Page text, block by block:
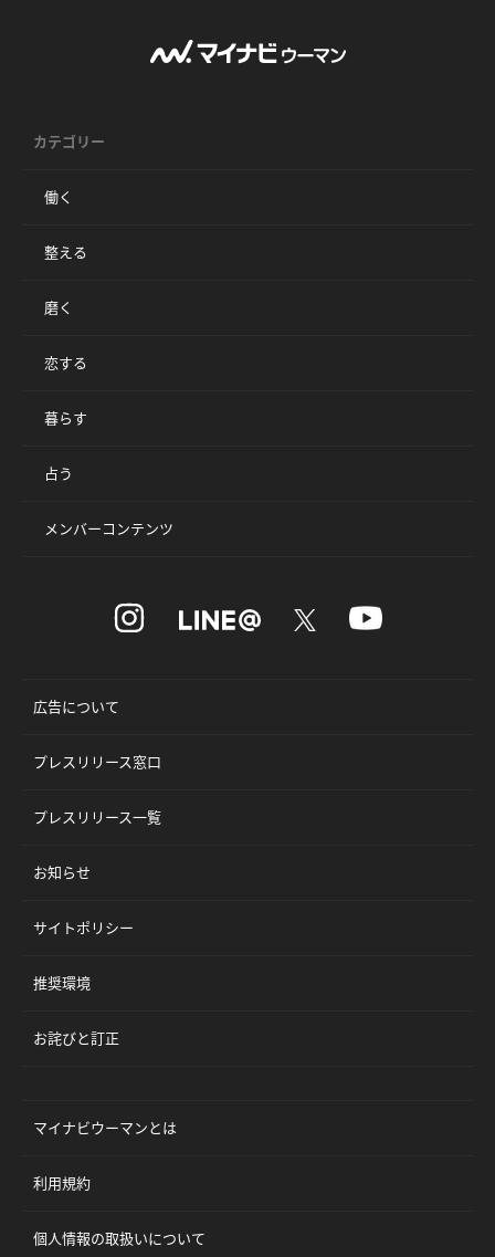
カテゴリー
働く
整える
磨く
恋する
暮らす
占う
メンバーコンテンツ
広告について
プレスリリース窓口
プレスリリース一覧
お知らせ
サイトポリシー
推奨環境
お詫びと訂正
マイナビウーマンとは
利用規約
個人情報の取扱いについて